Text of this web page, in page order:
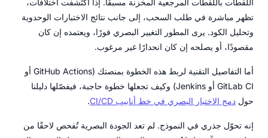
تظهر مباشرة في طلب السحب، إلى جانب نتائج الاختبارات الوحدوية
وتحليل الكود. يرى المطور التغيير البصري فورًا، ويعتمده إن كان
مقصودًا، أو يصلحه إن كان انحدارًا غير مرغوب.
أما التفاصيل التقنية لربط هذه الخطوة بمنصتك (GitHub Actions أو
GitLab CI أو Jenkins) وكيف تجعلها خطوة حاجبة، فيفصّلها دليلنا
حول دمج الاختبار البصري في خط أنابيب CI/CD .
إنه تحوّل جذري في النموذج. لم تعد الجودة البصرية تُفحص لاحقًا من